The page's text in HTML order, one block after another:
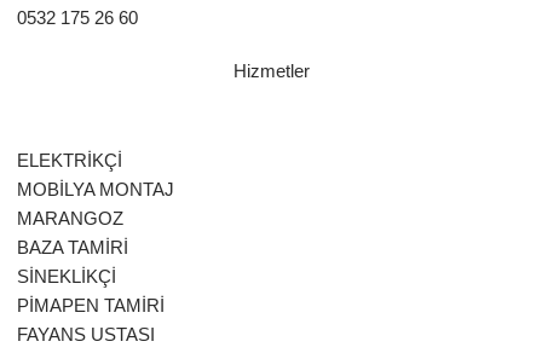
0532 175 26 60
Hizmetler
ELEKTRİKÇİ
MOBİLYA MONTAJ
MARANGOZ
BAZA TAMİRİ
SİNEKLİKÇİ
PİMAPEN TAMİRİ
FAYANS USTASI